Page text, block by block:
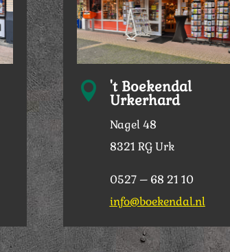
 't Boekendal
Urkerhard
Nagel 48
8321 RG Urk
0527 – 68 21 10
info@boekendal.nl